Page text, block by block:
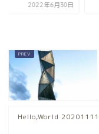
2022年6月30日
Hello,World